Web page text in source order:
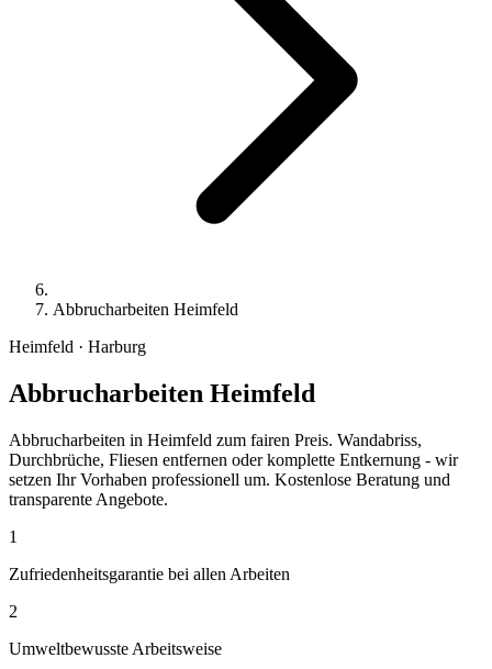
Abbrucharbeiten Heimfeld
Heimfeld · Harburg
Abbrucharbeiten Heimfeld
Abbrucharbeiten in Heimfeld zum fairen Preis. Wandabriss,
Durchbrüche, Fliesen entfernen oder komplette Entkernung - wir
setzen Ihr Vorhaben professionell um. Kostenlose Beratung und
transparente Angebote.
1
Zufriedenheitsgarantie bei allen Arbeiten
2
Umweltbewusste Arbeitsweise